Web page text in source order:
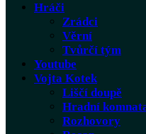
Hráči
Zrádci
Věrní
Tvůrčí tým
Youtube
Vojta Kotek
Liščí doupě
Hradní
Rozhovory